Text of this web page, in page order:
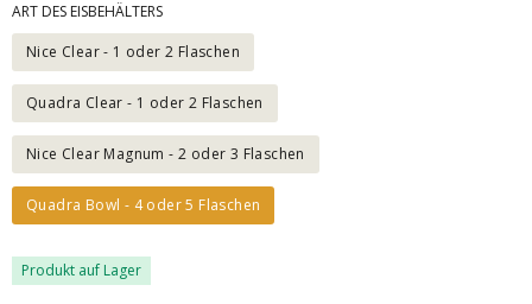
ART DES EISBEHÄLTERS
Nice Clear - 1 oder 2 Flaschen
Quadra Clear - 1 oder 2 Flaschen
Nice Clear Magnum - 2 oder 3 Flaschen
Quadra Bowl - 4 oder 5 Flaschen
Produkt auf Lager